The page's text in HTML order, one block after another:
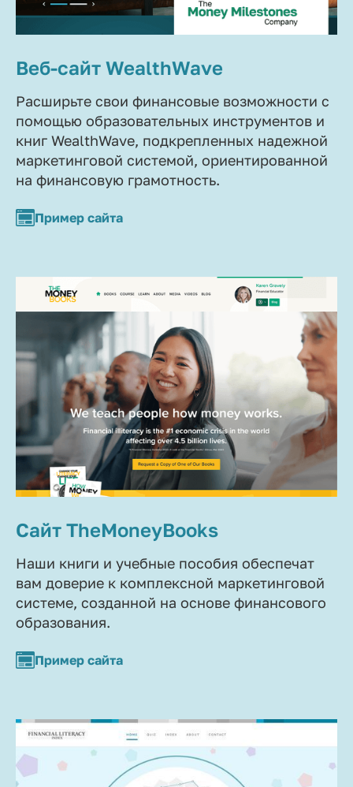
Веб-сайт WealthWave
Расширьте свои финансовые возможности с
помощью образовательных инструментов и
книг WealthWave, подкрепленных надежной
маркетинговой системой, ориентированной
на финансовую грамотность.
Пример сайта
Сайт TheMoneyBooks
Наши книги и учебные пособия обеспечат
вам доверие к комплексной маркетинговой
системе, созданной на основе финансового
образования.
Пример сайта